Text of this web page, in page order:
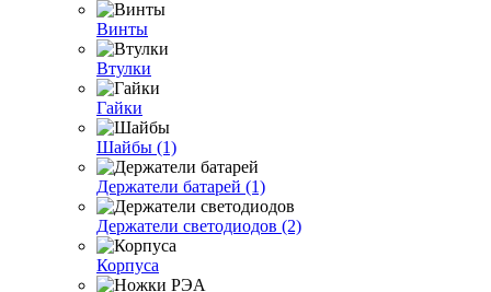
Винты
Втулки
Гайки
Шайбы (1)
Держатели батарей (1)
Держатели светодиодов (2)
Корпуса